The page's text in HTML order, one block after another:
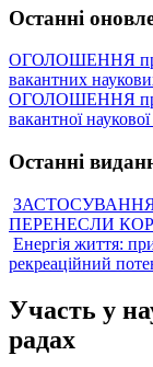
Останні
ОГОЛОШЕННЯ про
вакантних
ОГОЛОШЕННЯ про
вакантної
Останні
ПЕРЕНЕСЛИ
Енергія життя:
рекреаційний
Участь у
радах